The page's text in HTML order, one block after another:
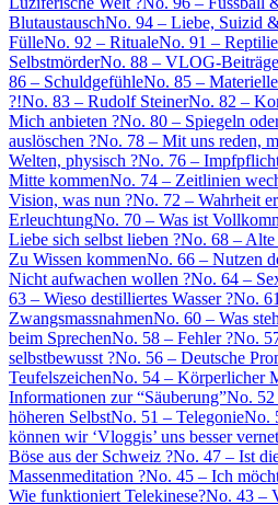
BlutaustauschNo. 94 – Liebe, Suizid
FülleNo. 92 – RitualeNo. 91 –
SelbstmörderNo. 88 – VLOG-
86 – SchuldgefühleNo. 85 –
?!No. 83 – Rudolf SteinerNo. 82 –
Mich anbieten ?No. 80 – Spiegeln
auslöschen ?No. 78 – Mit uns reden,
Welten, physisch ?No. 76 –
Mitte kommenNo. 74 – Zeitlinien
Vision, was nun ?No. 72 – Wahrheit
ErleuchtungNo. 70 – Was ist
Liebe sich selbst lieben ?No. 68 – Alte
Zu Wissen kommenNo. 66 – Nutzen
Nicht aufwachen wollen ?No. 64 –
63 – Wieso destilliertes Wasser ?No.
ZwangsmassnahmenNo. 60 – Was
beim SprechenNo. 58 – Fehler ?No.
selbstbewusst ?No. 56 – Deutsche
TeufelszeichenNo. 54 – Körperlicher
Informationen zur “Säuberung”No. 52
höheren SelbstNo. 51 – TelegonieNo.
können wir ‘Vloggis’ uns besser
Böse aus der Schweiz ?No. 47 – Ist
Massenmeditation ?No. 45 – Ich
Wie funktioniert Telekinese?No. 43 –